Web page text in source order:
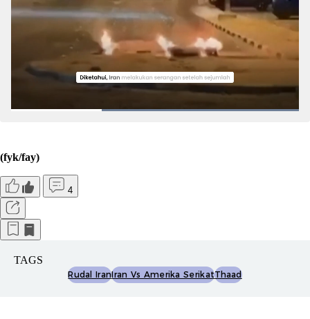
(fyk/fay)
4
TAGS
Rudal IranIran Vs Amerika SerikatThaad